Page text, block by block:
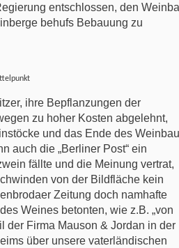
entschlossen, den
behufs Bebauung zu
ihre Bepflanzungen der
zu hoher Kosten abgelehnt,
und das Ende des
auch die „Berliner Post“ ein
fällte und die Meinung vertrat,
von der Bildfläche kein
Zeitung doch namhafte
Weines betonten, wie z.B. „von
der Firma Mauson & Jordan in der
über unsere vaterländischen